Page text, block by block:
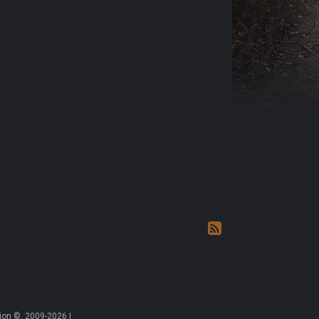
©, 2009-2026 |